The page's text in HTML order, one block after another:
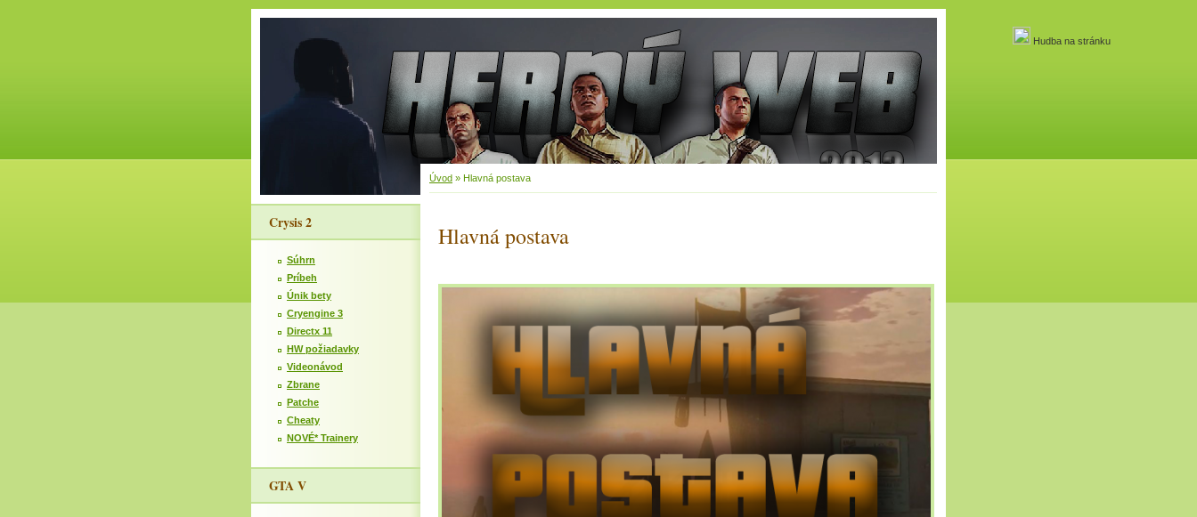
Crysis 2
Súhrn
Príbeh
Únik bety
Cryengine 3
Directx 11
HW požiadavky
Videonávod
Zbrane
Patche
Cheaty
NOVÉ* Trainery
GTA V
Hudba na stránku
Úvod » Hlavná postava
Hlavná postava